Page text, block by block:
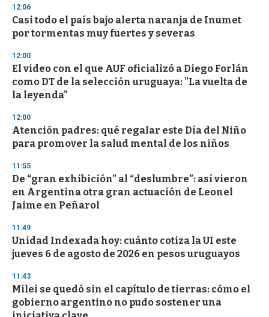
s
e
c
o
d
s
12:06
Casi todo el país bajo alerta naranja de Inumet
por tormentas muy fuertes y severas
12:00
El video con el que AUF oficializó a Diego Forlán
como DT de la selección uruguaya: "La vuelta de
la leyenda"
12:00
Atención padres: qué regalar este Día del Niño
para promover la salud mental de los niños
11:55
De “gran exhibición” al “deslumbre”: así vieron
en Argentina otra gran actuación de Leonel
Jaime en Peñarol
11:49
Unidad Indexada hoy: cuánto cotiza la UI este
jueves 6 de agosto de 2026 en pesos uruguayos
11:43
Milei se quedó sin el capítulo de tierras: cómo el
gobierno argentino no pudo sostener una